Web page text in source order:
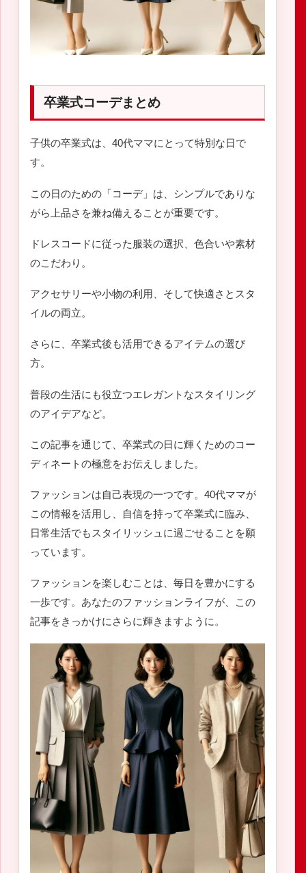
卒業式コーデまとめ
子供の卒業式は、40代ママにとって特別な日で
す。
この日のための「コーデ」は、シンプルでありな
がら上品さを兼ね備えることが重要です。
ドレスコードに従った服装の選択、色合いや素材
のこだわり。
アクセサリーや小物の利用、そして快適さとスタ
イルの両立。
さらに、卒業式後も活用できるアイテムの選び
方。
普段の生活にも役立つエレガントなスタイリング
のアイデアなど。
この記事を通じて、卒業式の日に輝くためのコー
ディネートの極意をお伝えしました。
ファッションは自己表現の一つです。40代ママが
この情報を活用し、自信を持って卒業式に臨み、
日常生活でもスタイリッシュに過ごせることを願
っています。
ファッションを楽しむことは、毎日を豊かにする
一歩です。あなたのファッションライフが、この
記事をきっかけにさらに輝きますように。